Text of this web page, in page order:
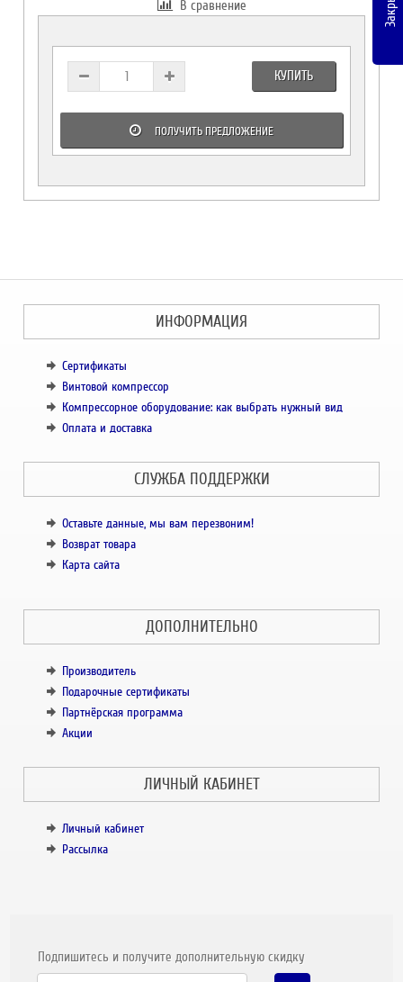
В сравнение
КУПИТЬ
ПОЛУЧИТЬ ПРЕДЛОЖЕНИЕ
ИНФОРМАЦИЯ
Сертификаты
Винтовой компрессор
Компрессорное оборудование: как выбрать нужный вид
Оплата и доставка
СЛУЖБА ПОДДЕРЖКИ
Оставьте данные, мы вам перезвоним!
Возврат товара
Карта сайта
ДОПОЛНИТЕЛЬНО
Производитель
Подарочные сертификаты
Партнёрская программа
Акции
ЛИЧНЫЙ КАБИНЕТ
Личный кабинет
Рассылка
Подпишитесь и получите дополнительную скидку